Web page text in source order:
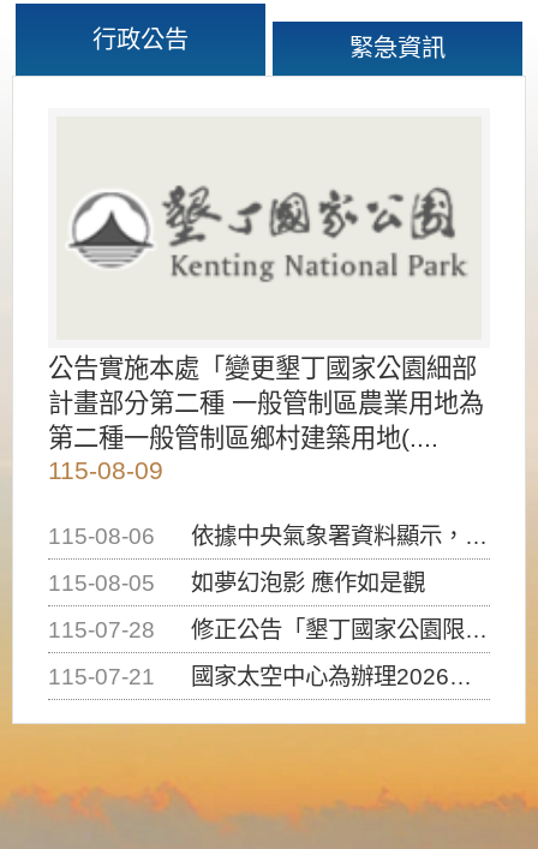
行政公告 緊急資訊
公告實施本處「變更墾丁國家公園細部
計畫部分第二種 一般管制區農業用地為
第二種一般管制區鄉村建築用地(....
115-08-09
115-08-06
依據中央氣象署資料顯示，白海豚颱風持續接近臺灣，請密切注意動向及早完成防災應變準備
115-08-05
如夢幻泡影 應作如是觀
115-07-28
修正公告「墾丁國家公園限制水域遊憩活動之種類、範圍、時間及行為」，自即日生效。
115-07-21
國家太空中心為辦理2026台灣盃火箭競賽，陸、海、空域警戒及協調相關事宜，因颱風備案事宜